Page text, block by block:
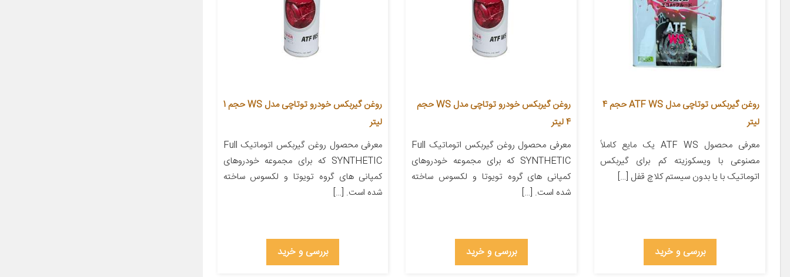
روغن گیربکس توتاچی مدل ATF WS حجم 4
لیتر
معرفی محصول ATF WS یک مایع کاملاً
مصنوعی با ویسکوزیته کم برای گیربکس
اتوماتیک با یا بدون سیستم کلاچ قفل […]
بررسی و خرید
روغن گیربکس خودرو توتاچی مدل WS حجم
4 لیتر
معرفی محصول روغن گیربکس اتوماتیک Full
SYNTHETIC که برای مجموعه خودروهای
کمپانی های گروه تویوتا و لکسوس ساخته
شده است. […]
بررسی و خرید
روغن گیربکس خودرو توتاچی مدل WS حجم 1
لیتر
معرفی محصول روغن گیربکس اتوماتیک Full
SYNTHETIC که برای مجموعه خودروهای
کمپانی های گروه تویوتا و لکسوس ساخته
شده است. […]
بررسی و خرید